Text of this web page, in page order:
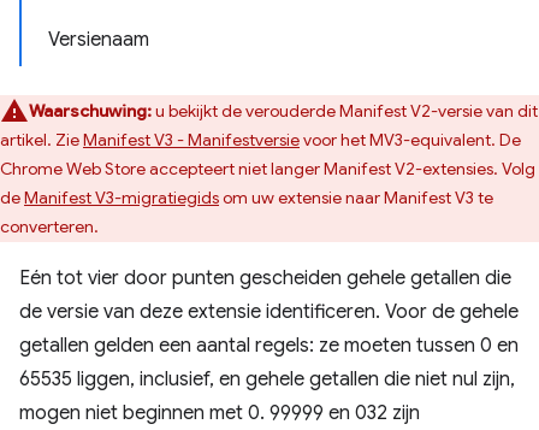
Versienaam
Waarschuwing:u bekijkt de verouderde Manifest V2-versie van dit
artikel. ZieManifest V3 - Manifestversievoor het MV3-equivalent. De
Chrome Web Store accepteert niet langer Manifest V2-extensies. Volg
deManifest V3-migratiegidsom uw extensie naar Manifest V3 te
converteren.
Eén tot vier door punten gescheiden gehele getallen die
de versie van deze extensie identificeren. Voor de gehele
getallen gelden een aantal regels: ze moeten tussen 0 en
65535 liggen, inclusief, en gehele getallen die niet nul zijn,
mogen niet beginnen met 0. 99999 en 032 zijn